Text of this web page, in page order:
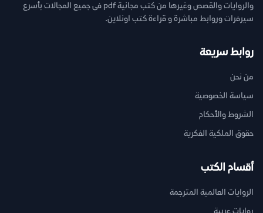
والروايات والقصص وغيرها من كتب مجانية pdf فى جميع المجالات بأسرع
سيرفرات وروابط مباشرة و قراءة كتب اونلاين.
روابط سريعة
من نحن
سياسة الخصوصية
الشروط والأحكام
حقوق الملكية الفكرية
أقسام الكتب
الروايات العالمية المترجمة